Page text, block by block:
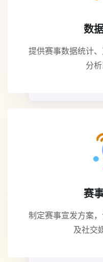
数
提供赛事数据统计
分析
赛
制定赛事宣发方案
及社交